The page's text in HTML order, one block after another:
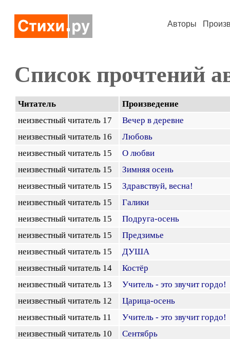
Авторы
Список прочтений
Читатель
Произведение
неизвестный читатель 17
Вечер в деревне
неизвестный читатель 16
Любовь
неизвестный читатель 15
О любви
неизвестный читатель 15
Зимняя осень
неизвестный читатель 15
Здравствуй, весна!
неизвестный читатель 15
Галики
неизвестный читатель 15
Подруга-осень
неизвестный читатель 15
Предзимье
неизвестный читатель 15
ДУША
неизвестный читатель 14
Костёр
неизвестный читатель 13
Учитель - это звучит гордо!
неизвестный читатель 12
Царица-осень
неизвестный читатель 11
Учитель - это звучит гордо!
неизвестный читатель 10
Сентябрь